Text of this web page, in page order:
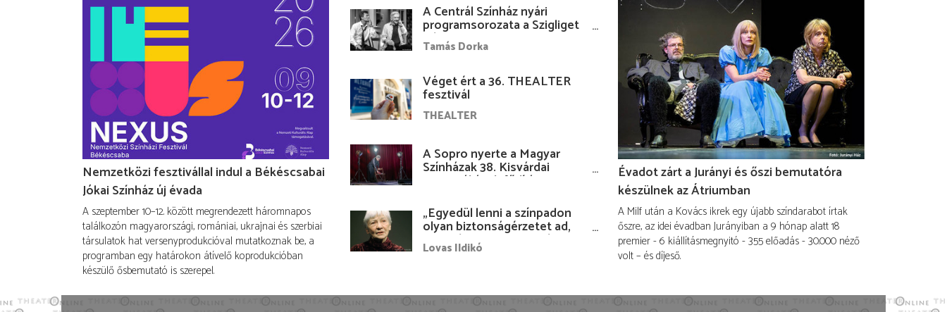
Nemzetközi fesztivállal indul a Békéscsabai
Jókai Színház új évada
A szeptember 10–12. között megrendezett háromnapos
találkozón magyarországi, romániai, ukrajnai és szerbiai
társulatok hat versenyprodukcióval mutatkoznak be, a
programban egy határokon átívelő koprodukcióban
készülő ősbemutató is szerepel.
A Centrál Színház nyári
programsorozata a Szigliget
Várudvarban
Tamás Dorka
Véget ért a 36. THEALTER
fesztivál
THEALTER
A Sopro nyerte a Magyar
Színházak 38. Kisvárdai
Fesztiváljának fődíját
„Egyedül lenni a színpadon
olyan biztonságérzetet ad,
hogy lám, mindenki más
nélkül is megvagyok
Lovas Ildikó
Évadot zárt a Jurányi és őszi bemutatóra
készülnek az Átriumban
A Milf után a Kovács ikrek egy újabb színdarabot írtak
őszre, az idei évadban Jurányiban a 9 hónap alatt 18
premier - 6 kiállításmegnyitó - 355 előadás - 30.000 néző
volt – és díjeső.